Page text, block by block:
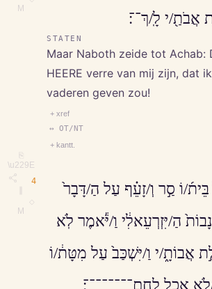
M
⎘
\u229E
M
י לָֽ/ךְ־־׃
STATEN
Maar Naboth zeide tot Achab:
HEERE verre van mij zijn, dat
vaderen geven zou!
+ xref
↔ OT/NT
+ kantt.
4
וֹ סַ֣ר וְ/זָעֵ֗ף עַל הַ/דָּבָר֙
הַ/יִּזְרְעֵאלִ֔י וַ/יֹּ֕אמֶר לֹֽא
אֲבוֹתָ֑/י וַ/יִּשְׁכַּב֙ עַל מִטָּת֔/וֹ
אָ֥כַל לָֽחֶם־־־־־־־־׃